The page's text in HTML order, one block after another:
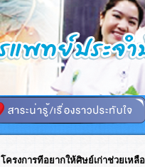
โครงการทีอยากให้ศิษย์เก่าช่วยเหลือ